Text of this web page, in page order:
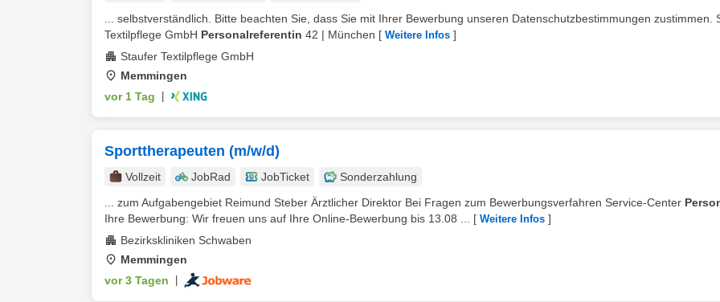
... selbstverständlich. Bitte beachten Sie, dass Sie mit Ihrer Bewerbung unseren Datenschutzbestimmungen zustimmen.
Textilpflege GmbH Personalreferentin 42 | München [ Weitere Infos ]
Staufer Textilpflege GmbH
Memmingen
vor 1 Tag
Sporttherapeuten (m/w/d)
Vollzeit JobRad JobTicket
Sonderzahlung
... zum Aufgabengebiet Reimund Steber Ärztlicher Direktor Bei Fragen zum Bewerbungsverfahren Service-Center
Ihre Bewerbung: Wir freuen uns auf Ihre Online-Bewerbung bis 13.08 ...
[ Weitere Infos ]
Bezirkskliniken Schwaben
Memmingen
vor 3 Tagen